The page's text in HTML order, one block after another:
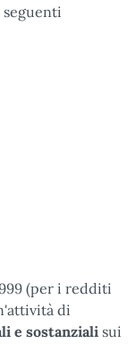
seguenti
(per i redditi
di
e sostanziali sui